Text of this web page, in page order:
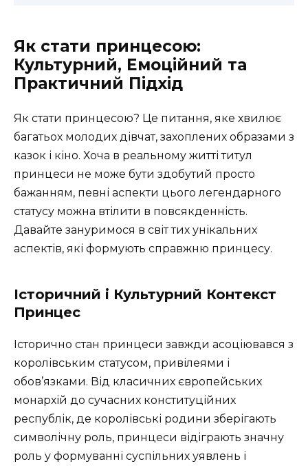
Як стати принцесою:
Культурний, Емоційний та
Практичний Підхід
Як стати принцесою? Це питання, яке хвилює
багатьох молодих дівчат, захоплених образами з
казок і кіно. Хоча в реальному житті титул
принцеси не може бути здобутий просто
бажанням, певні аспекти цього легендарного
статусу можна втілити в повсякденність.
Давайте зануримося в світ тих унікальних
аспектів, які формують справжню принцесу.
Історичний і Культурний Контекст
Принцес
Історично стан принцеси завжди асоціювався з
королівським статусом, привілеями і
обов’язками. Від класичних європейських
монархій до сучасних конституційних
республік, де королівські родини зберігають
символічну роль, принцеси відіграють значну
роль у формуванні суспільних уявлень і